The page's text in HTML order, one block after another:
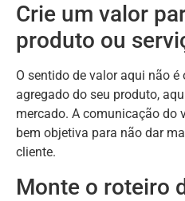
Crie um valor
produto ou
O sentido de valor aqui não
agregado do seu produto,
mercado. A comunicação do
bem objetiva para não dar
cliente.
Monte o roteiro